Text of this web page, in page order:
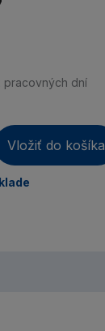
pracovných dní
Vložiť do košíka